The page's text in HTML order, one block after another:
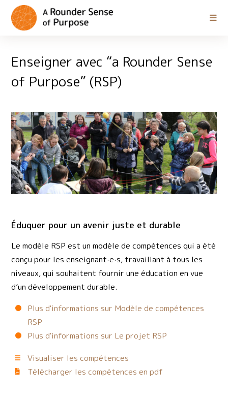
Enseigner avec “a Rounder Sense
of Purpose” (RSP)
Éduquer pour un avenir juste et durable
Le modèle RSP est un modèle de compétences qui a été
conçu pour les enseignant·e·s, travaillant à tous les
niveaux, qui souhaitent fournir une éducation en vue
d’un développement durable.
Plus d'informations sur Modèle de compétences
RSP
Plus d'informations sur Le projet RSP
Visualiser les compétences
Télécharger les compétences en pdf